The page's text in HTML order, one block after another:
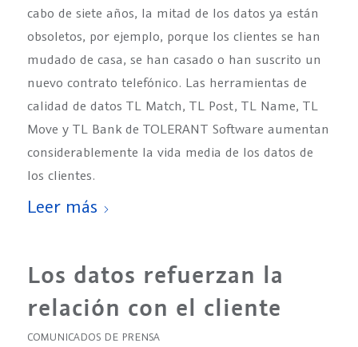
cabo de siete años, la mitad de los datos ya están
obsoletos, por ejemplo, porque los clientes se han
mudado de casa, se han casado o han suscrito un
nuevo contrato telefónico. Las herramientas de
calidad de datos TL Match, TL Post, TL Name, TL
Move y TL Bank de TOLERANT Software aumentan
considerablemente la vida media de los datos de
los clientes.
Leer más
Los datos refuerzan la
relación con el cliente
COMUNICADOS DE PRENSA